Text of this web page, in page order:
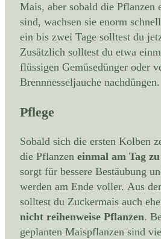
Mais, aber sobald die Pflanzen
sind, wachsen sie enorm
ein bis zwei Tage solltest du
Zusätzlich solltest du etwa
flüssigen Gemüsedünger oder
Brennnesseljauche nachdüngen.
Pflege
Sobald sich die ersten Kolben
die Pflanzen einmal am Tag
sorgt für bessere Bestäubung
werden am Ende voller. Aus
solltest du Zuckermais auch
nicht reihenweise Pflanzen.
geplanten Maispflanzen sind